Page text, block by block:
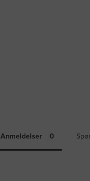
Anmeldelser